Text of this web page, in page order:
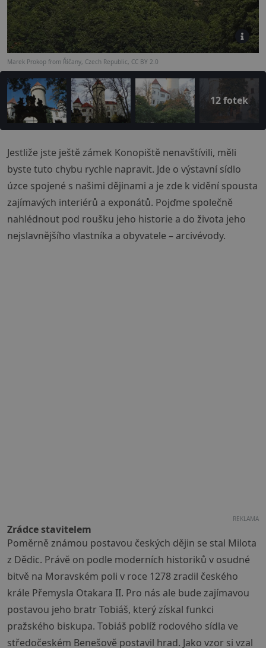
Marek Prokop from Říčany, Czech Republic, CC BY 2.0
12 fotek
Jestliže jste ještě zámek Konopiště nenavštívili, měli
byste tuto chybu rychle napravit. Jde o výstavní sídlo
úzce spojené s našimi dějinami a je zde k vidění spousta
zajímavých interiérů a exponátů. Pojďme společně
nahlédnout pod roušku jeho historie a do života jeho
nejslavnějšího vlastníka a obyvatele – arcivévody.
REKLAMA
Zrádce stavitelem
Poměrně známou postavou českých dějin se stal Milota
z Dědic. Právě on podle moderních historiků v osudné
bitvě na Moravském poli v roce 1278 zradil českého
krále Přemysla Otakara II. Pro nás ale bude zajímavou
postavou jeho bratr Tobiáš, který získal funkci
pražského biskupa. Tobiáš poblíž rodového sídla ve
středočeském Benešově postavil hrad. Jako vzor si vzal